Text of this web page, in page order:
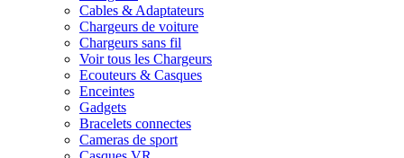
Cables & Adaptateurs
Chargeurs de voiture
Chargeurs sans fil
Voir tous les Chargeurs
Ecouteurs & Casques
Enceintes
Gadgets
Bracelets connectes
Cameras de sport